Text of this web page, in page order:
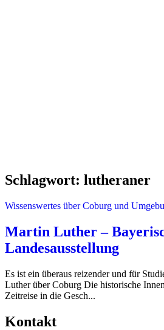
Schlagwort: lutheraner
Wissenswertes über Coburg und
Martin Luther –
Landesausstellung
Es ist ein überaus reizender und für
Luther über Coburg Die historische
Zeitreise in die Gesch...
Kontakt